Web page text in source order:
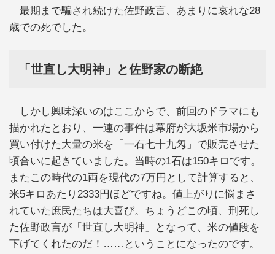
最期まで騙され続けた佐野政言、あまりに哀れな28
歳での死でした。
「世直し大明神」と佐野家の断絶
しかし興味深いのはここからで、前回のドラマにも
描かれたとおり、一連の事件は幕府が大坂米市場から
買い付けた大量の米を「一石七十九匁」で販売させた
頃合いに起きていました。当時の1石は150キロです。
またこの時代の1両を現代の7万円として計算すると、
米5キロあたり2333円ほどですね。値上がりに悩まさ
れていた庶民たちは大喜び。ちょうどこの頃、刑死し
た佐野政言が「世直し大明神」となって、米の値段を
下げてくれたのだ！……ということになったのです。